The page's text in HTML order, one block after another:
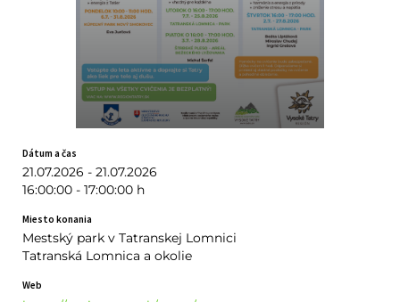
Dátum a čas
21.07.2026 - 21.07.2026
16:00:00 - 17:00:00 h
Miesto konania
Mestský park v Tatranskej Lomnici
Tatranská Lomnica a okolie
Web